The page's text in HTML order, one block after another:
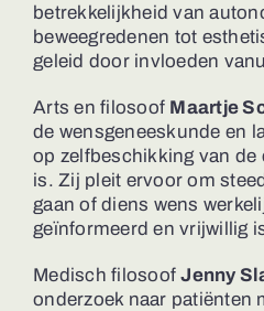
betrekkelijkheid van
beweegredenen tot
geleid door invloeden
Arts en filosoof Maartje
de wensgeneeskunde en
op zelfbeschikking van
is. Zij pleit ervoor om
gaan of diens wens
geïnformeerd en vrijwillig
Medisch filosoofJenny
onderzoek naar patiënten